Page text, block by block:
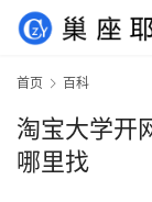
首页 百科
淘宝大学开
哪里找